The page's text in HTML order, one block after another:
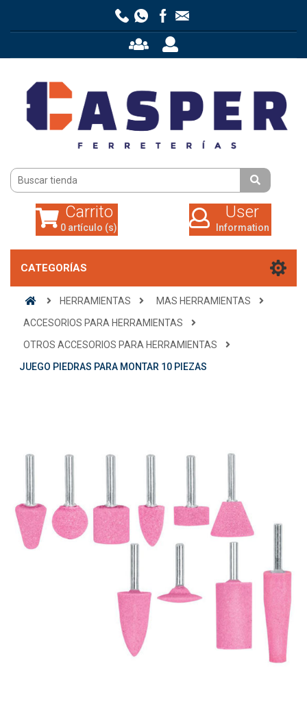
0 artículo (s)
Carrito
0 artículo (s)
User
Information
CATEGORÍAS
HERRAMIENTAS
MAS HERRAMIENTAS
ACCESORIOS PARA HERRAMIENTAS
OTROS ACCESORIOS PARA HERRAMIENTAS
JUEGO PIEDRAS PARA MONTAR 10 PIEZAS